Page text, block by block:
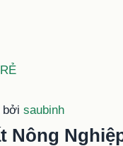
bởi saubinh
Nông